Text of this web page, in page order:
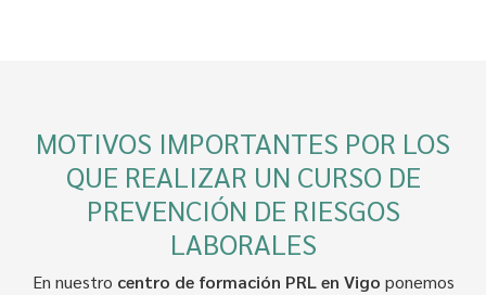
MOTIVOS IMPORTANTES POR LOS
QUE REALIZAR UN CURSO DE
PREVENCIÓN DE RIESGOS
LABORALES
En nuestro centro de formación PRL en Vigo ponemos